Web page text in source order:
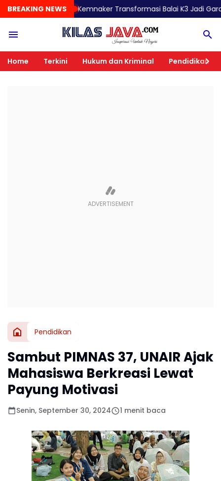
BREAKING NEWS
Kemnaker Transformasi Balai K3 Jadi Garda
Home Terkini Hukum dan Kriminal Pendidikan
Pendidikan
Sambut PIMNAS 37, UNAIR Ajak
Mahasiswa Berkreasi Lewat
Payung Motivasi
Senin, September 30, 2024 1 menit baca